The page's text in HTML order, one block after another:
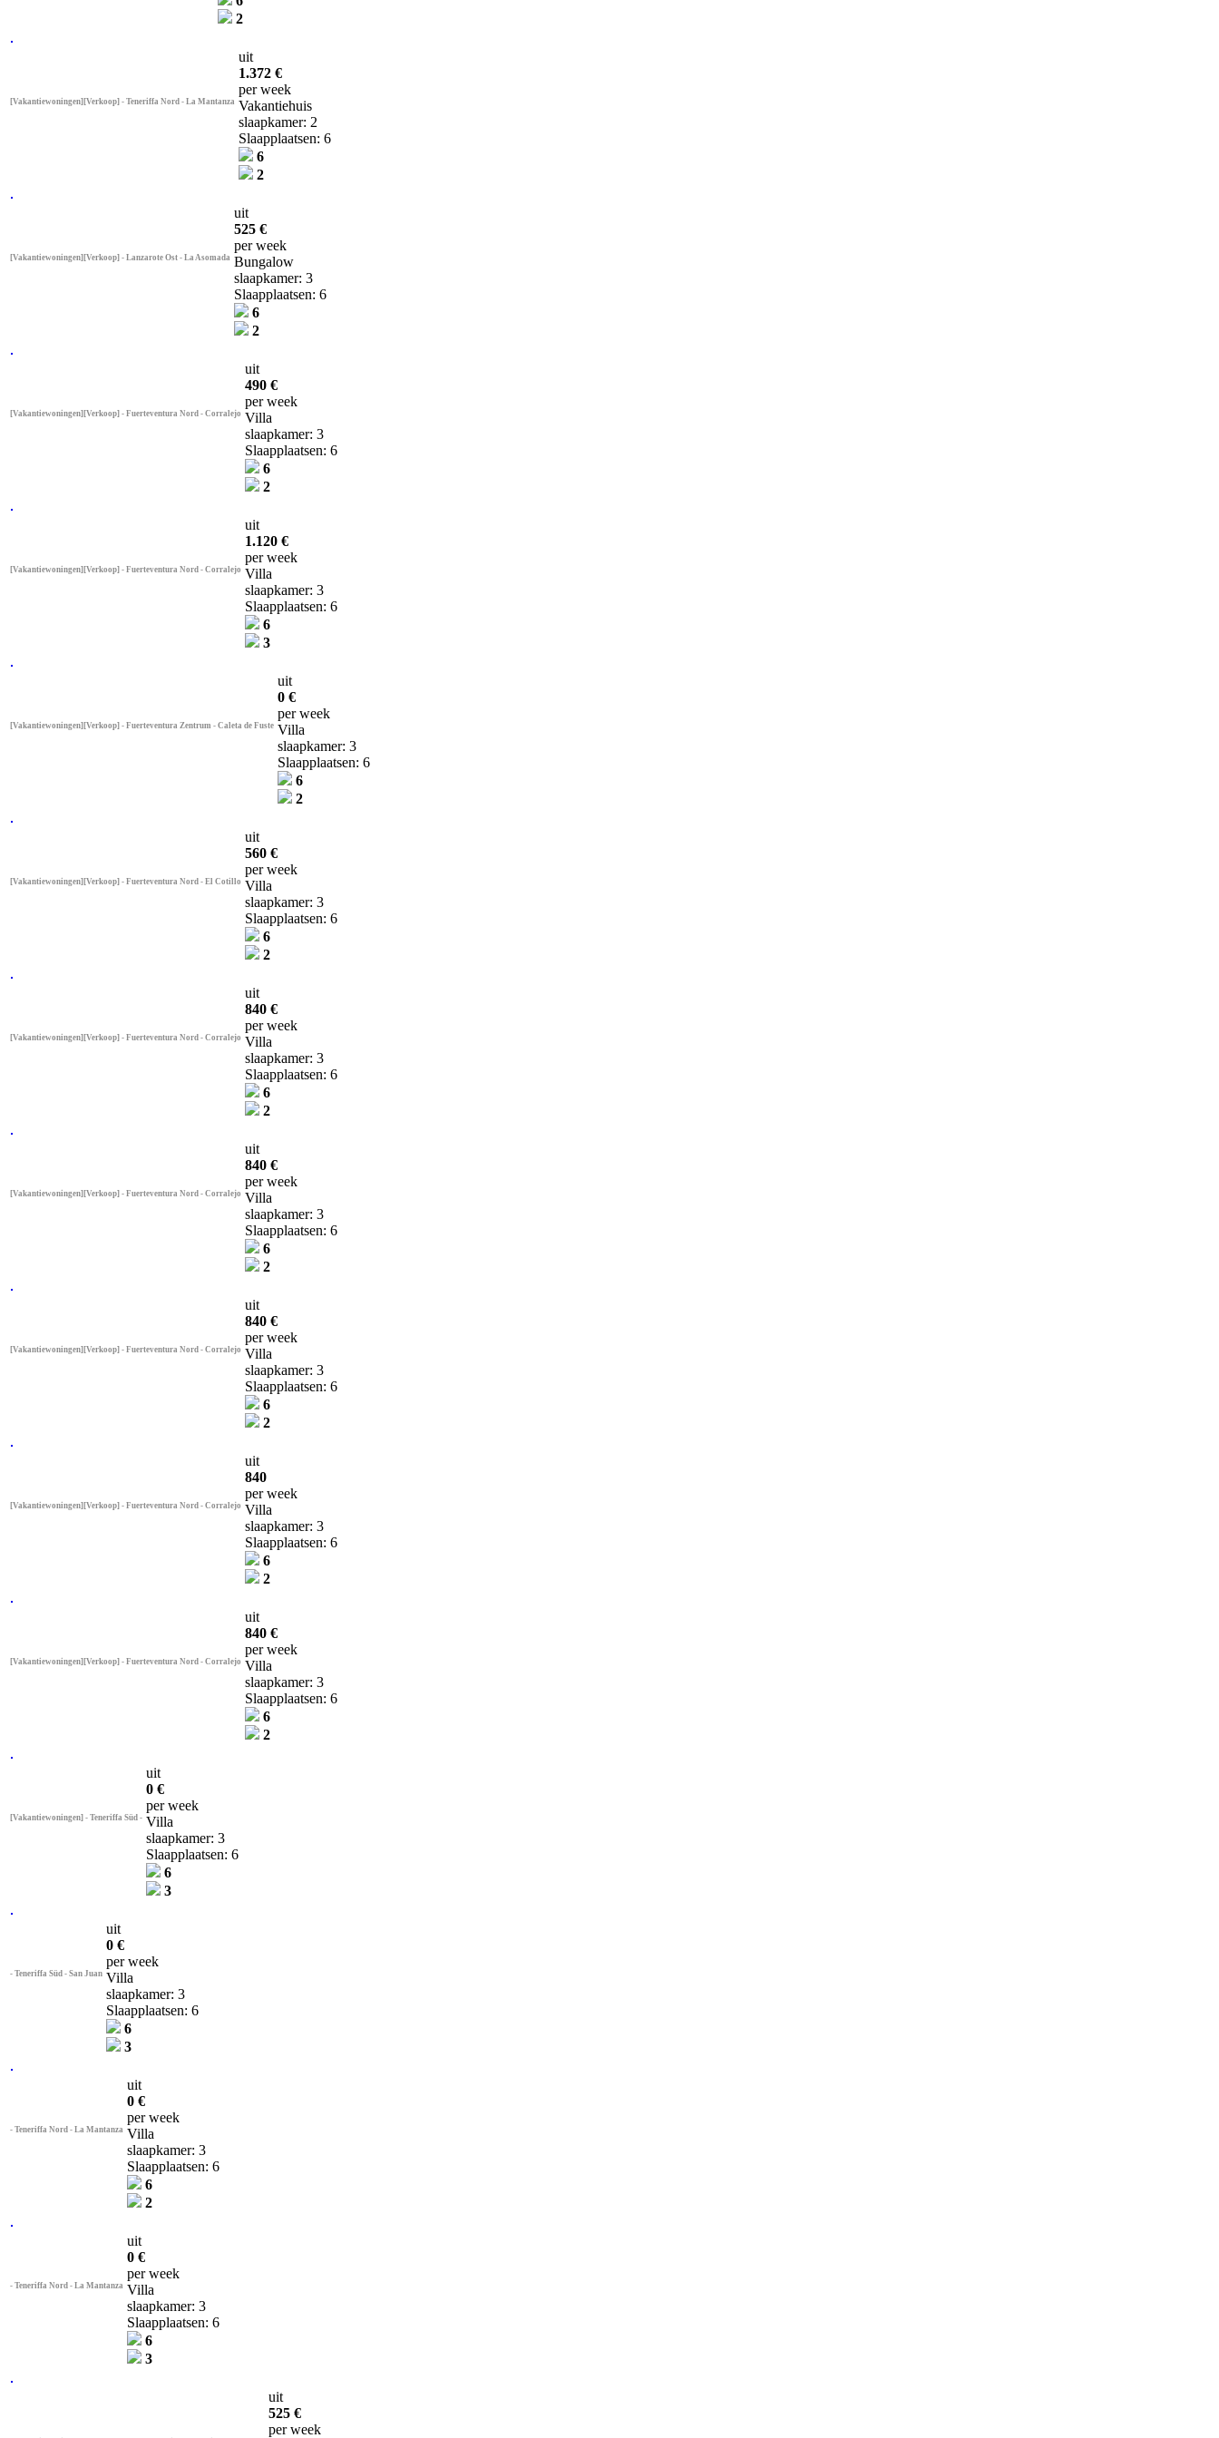
2
[Vakantiewoningen][Verkoop] - Teneriffa Nord - La Mantanza
uit
1.372 €
per week
Vakantiehuis
slaapkamer: 2
Slaapplaatsen: 6
6
2
[Vakantiewoningen][Verkoop] - Lanzarote Ost - La Asomada
uit
525 €
per week
Bungalow
slaapkamer: 3
Slaapplaatsen: 6
6
2
[Vakantiewoningen][Verkoop] - Fuerteventura Nord - Corralejo
uit
490 €
per week
Villa
slaapkamer: 3
Slaapplaatsen: 6
6
2
[Vakantiewoningen][Verkoop] - Fuerteventura Nord - Corralejo
uit
1.120 €
per week
Villa
slaapkamer: 3
Slaapplaatsen: 6
6
3
[Vakantiewoningen][Verkoop] - Fuerteventura Zentrum - Caleta de Fuste
uit
0 €
per week
Villa
slaapkamer: 3
Slaapplaatsen: 6
6
2
[Vakantiewoningen][Verkoop] - Fuerteventura Nord - El Cotillo
uit
560 €
per week
Villa
slaapkamer: 3
Slaapplaatsen: 6
6
2
[Vakantiewoningen][Verkoop] - Fuerteventura Nord - Corralejo
uit
840 €
per week
Villa
slaapkamer: 3
Slaapplaatsen: 6
6
2
[Vakantiewoningen][Verkoop] - Fuerteventura Nord - Corralejo
uit
840 €
per week
Villa
slaapkamer: 3
Slaapplaatsen: 6
6
2
[Vakantiewoningen][Verkoop] - Fuerteventura Nord - Corralejo
uit
840 €
per week
Villa
slaapkamer: 3
Slaapplaatsen: 6
6
2
[Vakantiewoningen][Verkoop] - Fuerteventura Nord - Corralejo
uit
840
per week
Villa
slaapkamer: 3
Slaapplaatsen: 6
6
2
[Vakantiewoningen][Verkoop] - Fuerteventura Nord - Corralejo
uit
840 €
per week
Villa
slaapkamer: 3
Slaapplaatsen: 6
6
2
[Vakantiewoningen] - Teneriffa Süd -
uit
0 €
per week
Villa
slaapkamer: 3
Slaapplaatsen: 6
6
3
- Teneriffa Süd - San Juan
uit
0 €
per week
Villa
slaapkamer: 3
Slaapplaatsen: 6
6
3
- Teneriffa Nord - La Mantanza
uit
0 €
per week
Villa
slaapkamer: 3
Slaapplaatsen: 6
6
2
- Teneriffa Nord - La Mantanza
uit
0 €
per week
Villa
slaapkamer: 3
Slaapplaatsen: 6
6
3
uit
525 €
per week